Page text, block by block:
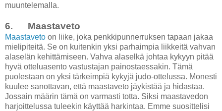
muuntelemalla.
6. Maastaveto
Maastaveto on liike, joka penkkipunnerruksen tapaan jakaa
mielipiteitä. Se on kuitenkin yksi parhaimpia liikkeitä vahvan
alaselän kehittämiseen. Vahva alaselkä johtaa kykyyn pitää
hyvä otteluasento vastustajan painostaessakin. Tämä
puolestaan on yksi tärkeimpiä kykyjä judo-ottelussa. Monesti
kuulee sanottavan, että maastaveto jäykistää ja hidastaa.
Jossain määrin tämä on varmasti totta. Siksi maastavedon
harjoittelussa tuleekin käyttää harkintaa. Emme suosittelisi